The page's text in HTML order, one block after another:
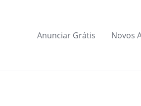
Anunciar Grátis Novos